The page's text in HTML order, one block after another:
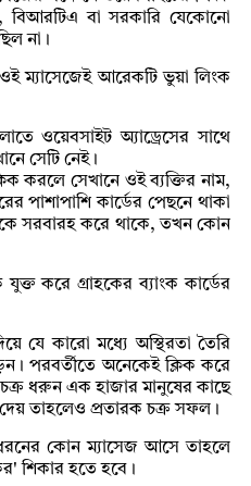
বিআরটিএ বা সরকারি যেকোনো
না।
ম্যাসেজেই আরেকটি ভুয়া লিংক
ওয়েবসাইট অ্যাড্রেসের সাথে
সেটি নেই।
করলে সেখানে ওই ব্যক্তির নাম,
পাশাপাশি কার্ডের পেছনে থাকা
সরবারহ করে থাকে, তখন কোন
যুক্ত করে গ্রাহকের ব্যাংক কার্ডের
যে কারো মধ্যে অস্থিরতা তৈরি
পরবর্তীতে অনেকেই ক্লিক করে
চক্র ধরুন এক হাজার মানুষের কাছে
তাহলেও প্রতারক চক্র সফল।
কোন ম্যাসেজ আসে তাহলে
শিকার হতে হবে।